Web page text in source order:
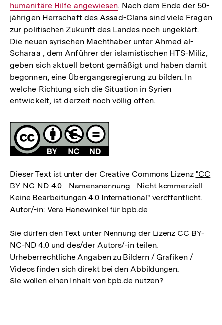
humanitäre Hilfe angewiesen. Nach dem Ende der 50-
jährigen Herrschaft des Assad-Clans sind viele Fragen
zur politischen Zukunft des Landes noch ungeklärt.
Die neuen syrischen Machthaber unter Ahmed al-
Scharaa , dem Anführer der islamistischen HTS-Miliz,
geben sich aktuell betont gemäßigt und haben damit
begonnen, eine Übergangsregierung zu bilden. In
welche Richtung sich die Situation in Syrien
entwickelt, ist derzeit noch völlig offen.
Fussnoten
Lizenz
Dieser Text ist unter der Creative Commons Lizenz "CC
BY-NC-ND 4.0 - Namensnennung - Nicht kommerziell -
Keine Bearbeitungen 4.0 International" veröffentlicht.
Autor/-in: Vera Hanewinkel für bpb.de
Sie dürfen den Text unter Nennung der Lizenz CC BY-
NC-ND 4.0 und des/der Autors/-in teilen.
Urheberrechtliche Angaben zu Bildern / Grafiken /
Videos finden sich direkt bei den Abbildungen.
Sie wollen einen Inhalt von bpb.de nutzen?